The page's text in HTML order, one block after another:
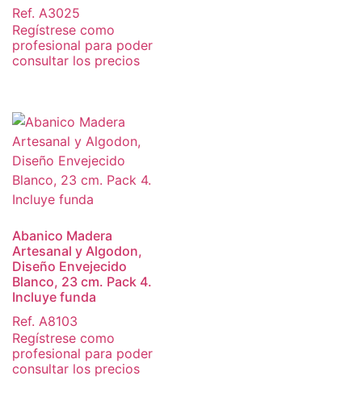
Ref. A3025
Regístrese como
profesional para poder
consultar los precios
Abanico Madera
Artesanal y Algodon,
Diseño Envejecido
Blanco, 23 cm. Pack 4.
Incluye funda
Ref. A8103
Regístrese como
profesional para poder
consultar los precios